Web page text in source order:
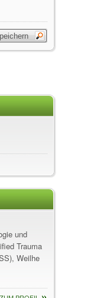
und
Trauma
Weilhe